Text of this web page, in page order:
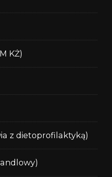
KŻ)
z dietoprofilaktyką)